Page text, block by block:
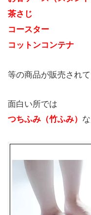
茶さじ
コースター
コットンコンテナ
等の商品が販売されて
面白い所では
つちふみ（竹ふみ）